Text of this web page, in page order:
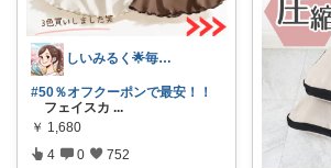
しいみるく🌟毎日全力投稿🌟
#50％オフクーポンで最安！！
フェイスカ ...
￥ 1,680
4 0 752